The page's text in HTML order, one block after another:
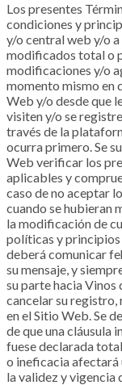
Los presentes
condiciones y
y/o central web y/o
modificados total o
modificaciones y/o
momento mismo en
Web y/o desde que
visiten y/o se
través de la
ocurra primero. Se
Web verificar los
aplicables y
caso de no aceptar
cuando se hubieran
la modificación de
políticas y
deberá comunicar
su mensaje, y
su parte hacia
cancelar su registro,
en el Sitio Web. Se
de que una cláusula
fuese declarada
o ineficacia afectará
la validez y vigencia